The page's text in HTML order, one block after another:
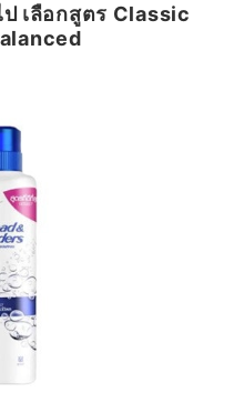
เลือกสูตร Classic